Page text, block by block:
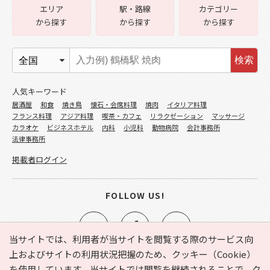
当サイトでは、利用者が当サイトを閲覧する際のサービス向
上およびサイトの利用状況把握のため、クッキー（Cookie）
エリア
から探す
駅・路線
から探す
カテゴリー
から探す
検索
人気キーワード
居酒屋 和食 焼き鳥 懐石・会席料理 焼肉
イタリア料理
フランス料理
アジア料理 喫茶・カフェ リラクゼーション
マッサージ
カラオケ
ビジネスホテル 内科 小児科 動物病院
会計事務所
法律事務所
掲載者ログイン
FOLLOW US!